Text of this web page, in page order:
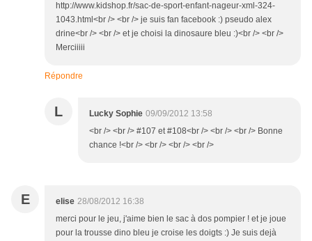
http://www.kidshop.fr/sac-de-sport-enfant-nageur-xml-324-
1043.html<br /> <br /> je suis fan facebook :) pseudo alex
drine<br /> <br /> et je choisi la dinosaure bleu :)<br /> <br />
Merciiiii
Répondre
L Lucky Sophie 09/09/2012 13:58
<br /> <br /> #107 et #108<br /> <br /> <br /> Bonne
chance !<br /> <br /> <br /> <br />
E elise 28/08/2012 16:38
merci pour le jeu, j'aime bien le sac à dos pompier ! et je joue
pour la trousse dino bleu je croise les doigts :) Je suis dejà